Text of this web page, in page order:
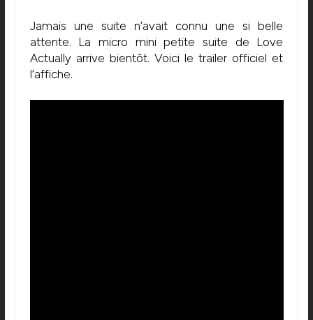
Jamais une suite n’avait connu une si belle
attente. La micro mini petite suite de Love
Actually arrive bientôt. Voici le trailer officiel et
l’affiche.